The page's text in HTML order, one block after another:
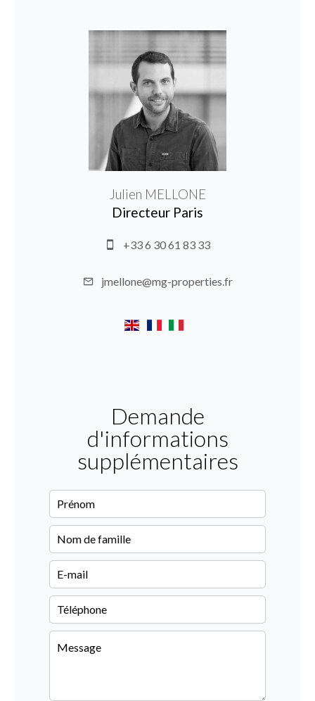
Julien MELLONE
Directeur Paris
+33 6 30 61 83 33
jmellone@mg-properties.fr
Demande
d'informations
supplémentaires